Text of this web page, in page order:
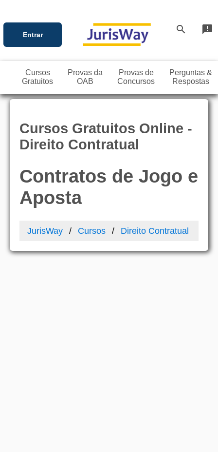
Entrar search announcement
Cursos
Gratuitos
Provas da
OAB
Provas de
Concursos
Perguntas &
Respostas
Cursos Gratuitos Online -
Direito Contratual
Contratos de Jogo e
Aposta
JurisWay Cursos Direito Contratual